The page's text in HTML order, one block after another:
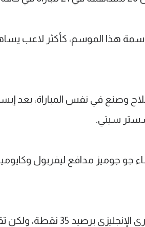
إلى 8 تمريرات حاسمة هذا الموسم، كأكثر
وصنع في نفس المباراة، بعد
سيتي.
جو جوميز مدافع ليفربول
وواصل ليفربول تصدره لمسابقة الدوري